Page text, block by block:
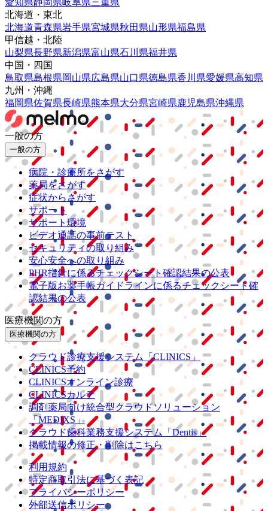
北海道・東北
北海道青森県岩手県宮城県秋田県山形県福島県
甲信越・北陸
山梨県長野県新潟県富山県石川県福井県
中国・四国
鳥取県島根県岡山県広島県山口県徳島県香川県愛媛県高知県
九州・沖縄
福岡県佐賀県長崎県熊本県大分県宮崎県鹿児島県沖縄県
一般の方
一般の方
病院・診療所をさがす
薬局をさがす
症状からさがす
サポート
サポート環境
ビデオ通話の事前テスト
セキュリティの取り組み
安心安全への取り組み
PHR指針に係るチェックシート確認結果の公表
電子版お薬手帳ガイドラインに係るチェックシート確
認結果の公表
医療機関の方
医療機関の方
クラウド診療支援システム
「CLINICS」
CLINICS予約
CLINICSオンライン診療
CLINICSカルテ
調剤薬局向け統合型クラウドソリューション
「MEDIXS」
クラウド歯科業務支援システム
「Dentis」
掲載情報の修正・削除はこちら
利用規約
特定商取引法に基づく表記
プライバシーポリシー
外部送信ポリシー